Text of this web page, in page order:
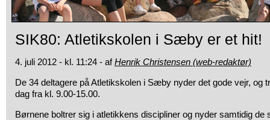
SIK80: Atletikskolen i Sæby er et hit!
4. juli 2012 - kl. 11:24 - afHenrik Christensen (web-redaktør)
De 34 deltagere på Atletikskolen i Sæby nyder det gode vejr, og
dag fra kl. 9.00-15.00.
Børnene boltrer sig i atletikkens discipliner og nyder samtidig de